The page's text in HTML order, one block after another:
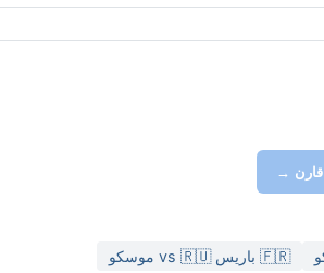
قارن →
🇫🇷 باريس vs 🇷🇺 موسكو